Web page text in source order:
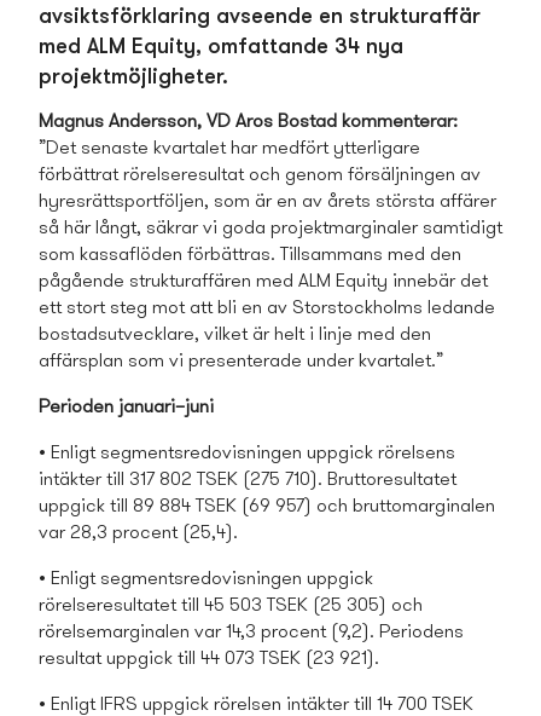
avsiktsförklaring avseende en strukturaffär
med ALM Equity, omfattande 34 nya
projektmöjligheter.
Magnus Andersson, VD Aros Bostad kommenterar:
”Det senaste kvartalet har medfört ytterligare
förbättrat rörelseresultat och genom försäljningen av
hyresrättsportföljen, som är en av årets största affärer
så här långt, säkrar vi goda projektmarginaler samtidigt
som kassaflöden förbättras. Tillsamman­s med den
pågående strukturaffären med ALM Equity innebär det
ett stort steg mot att bli en av Storstockholms ledande
bostads­utvecklare, vilket är helt i linje med den
affärsplan som vi presenterade under kvartalet.”
Perioden januari–juni
• Enligt segmentsredovisningen uppgick rörelsens
intäkter till 317 802 TSEK (275 710). Bruttoresultatet
uppgick till 89 884 TSEK (69 957) och bruttomarginalen
var 28,3 procent (25,4).
• Enligt segmentsredovisningen uppgick
rörelseresultatet till 45 503 TSEK (25 305) och
rörelsemarginalen var 14,3 procent (9,2). Periodens
resultat uppgick till 44 073 TSEK (23 921).
• Enligt IFRS uppgick rörelsen intäkter till 14 700 TSEK